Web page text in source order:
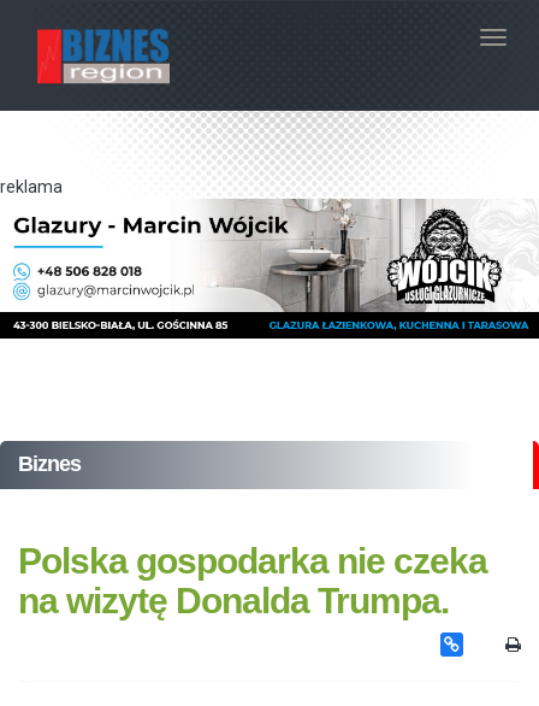
reklama
Biznes
Polska gospodarka nie czeka
na wizytę Donalda Trumpa.